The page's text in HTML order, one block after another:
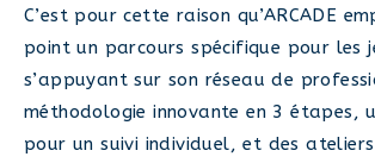
C’est pour cette raison qu’ARCADE
point un parcours spécifique pour les
s’appuyant sur son réseau de
méthodologie innovante en 3 étapes,
pour un suivi individuel, et des